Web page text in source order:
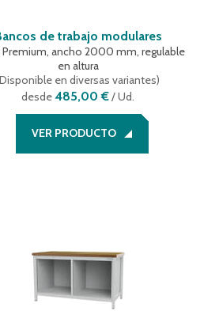
de trabajo modulares
Premium, ancho 2000 mm, regulable
en altura
Disponible en diversas variantes)
desde485,00 €/ Ud.
VER PRODUCTO